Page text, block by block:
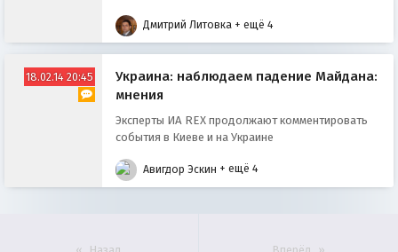
Дмитрий Литовка + ещё 4
18.02.14 20:45
Украина: наблюдаем падение Майдана:
мнения
Эксперты ИА REX продолжают комментировать
события в Киеве и на Украине
Авигдор Эскин + ещё 4